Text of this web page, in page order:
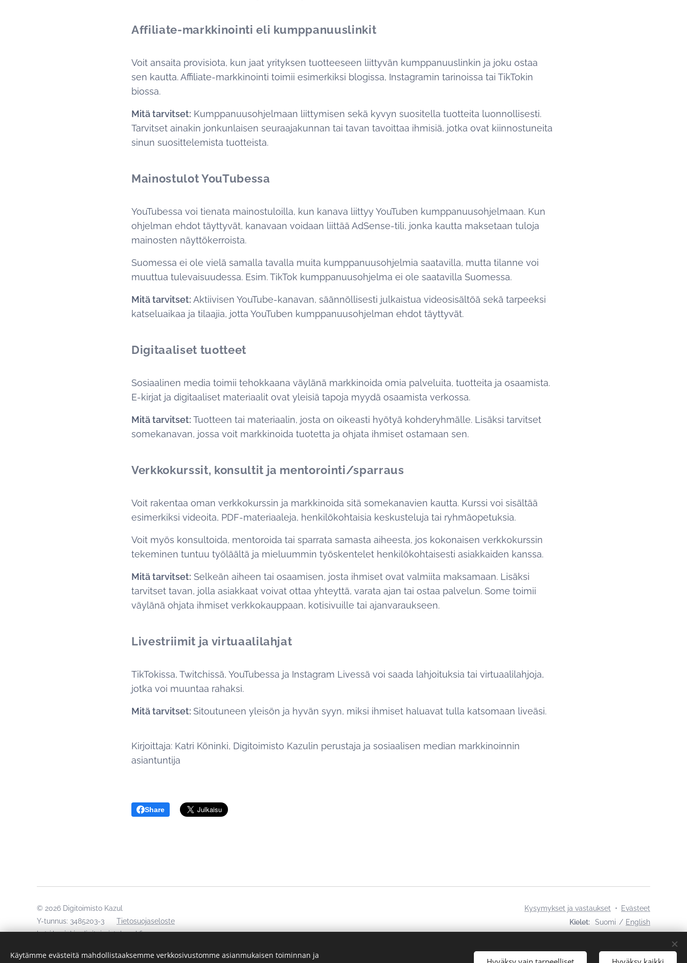
Affiliate-markkinointi eli kumppanuuslinkit
Voit ansaita provisiota, kun jaat yrityksen tuotteeseen liittyvän kumppanuuslinkin ja joku ostaa
sen kautta. Affiliate-markkinointi toimii esimerkiksi blogissa, Instagramin tarinoissa tai TikTokin
biossa.
Mitä tarvitset: Kumppanuusohjelmaan liittymisen sekä kyvyn suositella tuotteita luonnollisesti.
Tarvitset ainakin jonkunlaisen seuraajakunnan tai tavan tavoittaa ihmisiä, jotka ovat kiinnostuneita
sinun suosittelemista tuotteista.
Mainostulot YouTubessa
YouTubessa voi tienata mainostuloilla, kun kanava liittyy YouTuben kumppanuusohjelmaan. Kun
ohjelman ehdot täyttyvät, kanavaan voidaan liittää AdSense-tili, jonka kautta maksetaan tuloja
mainosten näyttökerroista.
Suomessa ei ole vielä samalla tavalla muita kumppanuusohjelmia saatavilla, mutta tilanne voi
muuttua tulevaisuudessa. Esim. TikTok kumppanuusohjelma ei ole saatavilla Suomessa.
Mitä tarvitset: Aktiivisen YouTube-kanavan, säännöllisesti julkaistua videosisältöä sekä tarpeeksi
katseluaikaa ja tilaajia, jotta YouTuben kumppanuusohjelman ehdot täyttyvät.
Digitaaliset tuotteet
Sosiaalinen media toimii tehokkaana väylänä markkinoida omia palveluita, tuotteita ja osaamista.
E-kirjat ja digitaaliset materiaalit ovat yleisiä tapoja myydä osaamista verkossa.
Mitä tarvitset: Tuotteen tai materiaalin, josta on oikeasti hyötyä kohderyhmälle. Lisäksi tarvitset
somekanavan, jossa voit markkinoida tuotetta ja ohjata ihmiset ostamaan sen.
Verkkokurssit, konsultit ja mentorointi/sparraus
Voit rakentaa oman verkkokurssin ja markkinoida sitä somekanavien kautta. Kurssi voi sisältää
esimerkiksi videoita, PDF-materiaaleja, henkilökohtaisia keskusteluja tai ryhmäopetuksia.
Voit myös konsultoida, mentoroida tai sparrata samasta aiheesta, jos kokonaisen verkkokurssin
tekeminen tuntuu työläältä ja mieluummin työskentelet henkilökohtaisesti asiakkaiden kanssa.
Mitä tarvitset: Selkeän aiheen tai osaamisen, josta ihmiset ovat valmiita maksamaan. Lisäksi
tarvitset tavan, jolla asiakkaat voivat ottaa yhteyttä, varata ajan tai ostaa palvelun. Some toimii
väylänä ohjata ihmiset verkkokauppaan, kotisivuille tai ajanvaraukseen.
Livestriimit ja virtuaalilahjat
TikTokissa, Twitchissä, YouTubessa ja Instagram Livessä voi saada lahjoituksia tai virtuaalilahjoja,
jotka voi muuntaa rahaksi.
Mitä tarvitset: Sitoutuneen yleisön ja hyvän syyn, miksi ihmiset haluavat tulla katsomaan liveäsi.
Kirjoittaja: Katri Köninki, Digitoimisto Kazulin perustaja ja sosiaalisen median markkinoinnin
asiantuntija
Share
© 2026 Digitoimisto Kazul
Y-tunnus: 3485203-3 Tietosuojaseloste
katri.koninki@digitoimistokazul.fi
Autan yrityksiä loistamaan somessa aidolla ja kiinnostavalla sisällöllä. Työskentelet suoraan yrittäjän kanssa, helposti ja luottamuksella.
Kysymykset ja vastaukset
Evästeet
Kielet
Suomi English
Käytämme evästeitä mahdollistaaksemme verkkosivustomme asianmukaisen toiminnan ja